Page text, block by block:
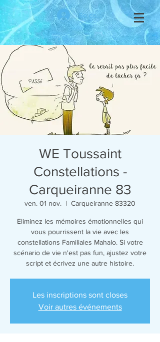
Se connecter
WE Toussaint
Constellations -
Carqueiranne 83
ven. 01 nov.
  |
Carqueiranne 83320
Eliminez les mémoires émotionnelles qui
vous pourrissent la vie avec les
constellations Familiales Mahalo. Si votre
scénario de vie n'est pas fun, ajustez votre
Les inscriptions sont closes
Voir autres événements